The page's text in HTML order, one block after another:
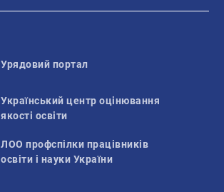
Урядовий портал
Український центр оцінювання
якості освіти
ЛОО профспілки працівників
освіти і науки України